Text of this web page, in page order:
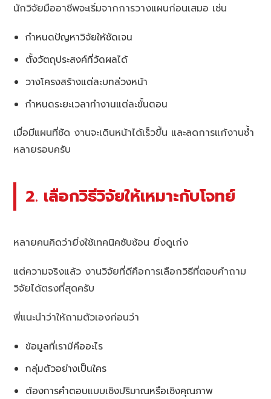
นักวิจัยมืออาชีพจะเริ่มจากการวางแผนก่อนเสมอ เช่น
กำหนดปัญหาวิจัยให้ชัดเจน
ตั้งวัตถุประสงค์ที่วัดผลได้
วางโครงสร้างแต่ละบทล่วงหน้า
กำหนดระยะเวลาทำงานแต่ละขั้นตอน
เมื่อมีแผนที่ชัด งานจะเดินหน้าได้เร็วขึ้น และลดการแก้งานซ้ำ
หลายรอบครับ
2. เลือกวิธีวิจัยให้เหมาะกับโจทย์
หลายคนคิดว่ายิ่งใช้เทคนิคซับซ้อน ยิ่งดูเก่ง
แต่ความจริงแล้ว งานวิจัยที่ดีคือการเลือกวิธีที่ตอบคำถาม
วิจัยได้ตรงที่สุดครับ
พี่แนะนำว่าให้ถามตัวเองก่อนว่า
ข้อมูลที่เรามีคืออะไร
กลุ่มตัวอย่างเป็นใคร
ต้องการคำตอบแบบเชิงปริมาณหรือเชิงคุณภาพ